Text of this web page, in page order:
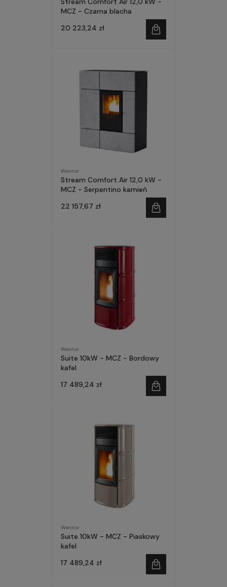
MCZ - Czarna blacha
20 223,24 zł
Wentor
Stream Comfort Air 12,0 kW -
MCZ - Serpentino kamień
22 157,67 zł
Wentor
Suite 10kW - MCZ - Bordowy
kafel
17 489,24 zł
Wentor
Suite 10kW - MCZ - Piaskowy
kafel
17 489,24 zł